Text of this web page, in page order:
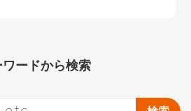
ワー ドから検索